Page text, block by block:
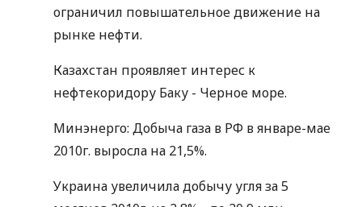
ограничил повышательное движение на
рынке нефти.
Казахстан проявляет интерес к
нефтекоридору Баку - Черное море.
Минэнерго: Добыча газа в РФ в январе-мае
2010г. выросла на 21,5%.
Украина увеличила добычу угля за 5